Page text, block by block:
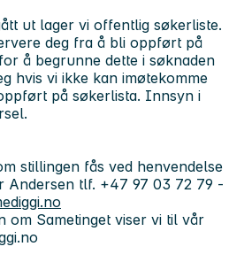
ut lager vi offentlig søkerliste.
deg fra å bli oppført på
å begrunne dette i søknaden
hvis vi ikke kan imøtekomme
på søkerlista. Innsyn i
stillingen fås ved henvendelse
Andersen tlf. +47 97 03 72 79 -
om Sametinget viser vi til vår